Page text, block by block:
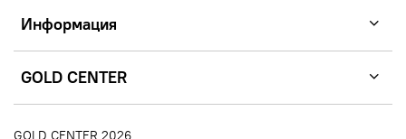
Информация
GOLD CENTER
GOLD CENTER 2026